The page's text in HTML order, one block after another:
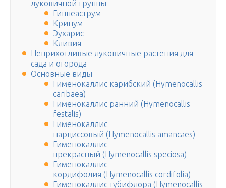
луковичной группы
Гиппеаструм
Кринум
Эухарис
Кливия
Неприхотливые луковичные растения для
сада и огорода
Основные виды
Гименокаллис карибский (Hymenocallis
caribaea)
Гименокаллис ранний (Hymenocallis
festalis)
Гименокаллис
нарциссовый (Hymenocallis amancaes)
Гименокаллис
прекрасный (Hymenocallis speciosa)
Гименокаллис
кордифолия (Hymenocallis cordifolia)
Гименокаллис тубифлора (Hymenocallis